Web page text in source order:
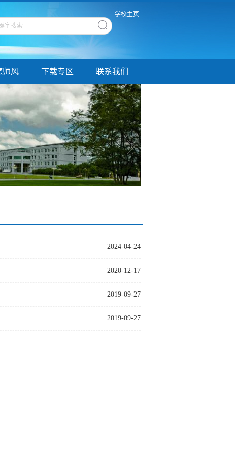
学校主页
师风 下载专区 联系我们
2024-04-24
2020-12-17
2019-09-27
2019-09-27